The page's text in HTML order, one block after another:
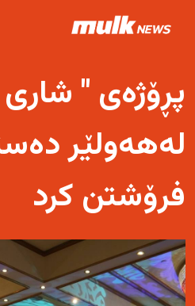
پڕۆژەی " شاری
لەهەولێر
فرۆشتن کرد